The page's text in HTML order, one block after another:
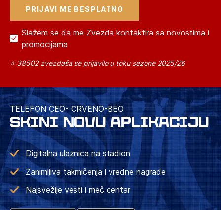
Slažem se da me Zvezda kontaktira sa novostima i
promocijama
⭐ 38502 zvezdaša se prijavilo u toku sezone 2025/26
TELEFON CEO- CRVENO-BEO
SKINI NOVU APLIKACIJU
Digitalna ulaznica na stadion
Zanimljiva takmičenja i vredne nagrade
Najsvežije vesti i meč centar